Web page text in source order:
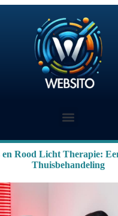
en Rood Licht Therapie:
Thuisbehandeling